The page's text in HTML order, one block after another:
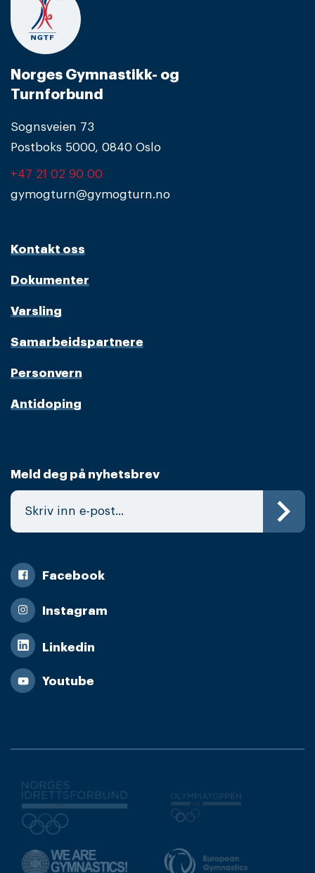
Norges Gymnastikk- og
Turnforbund
Sognsveien 73
Postboks 5000, 0840 Oslo
+47 21 02 90 00
gymogturn@gymogturn.no
Kontakt oss
Dokumenter
Varsling
Samarbeidspartnere
Personvern
Antidoping
Meld deg på nyhetsbrev
Facebook
Instagram
Linkedin
Youtube